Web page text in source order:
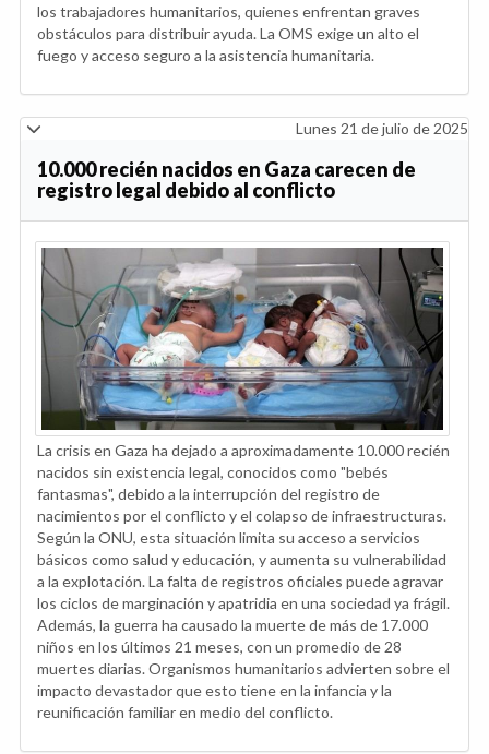
los trabajadores humanitarios, quienes enfrentan graves
obstáculos para distribuir ayuda. La OMS exige un alto el
fuego y acceso seguro a la asistencia humanitaria.
Lunes 21 de julio de 2025
10.000 recién nacidos en Gaza carecen de
registro legal debido al conflicto
La crisis en Gaza ha dejado a aproximadamente 10.000 recién
nacidos sin existencia legal, conocidos como "bebés
fantasmas", debido a la interrupción del registro de
nacimientos por el conflicto y el colapso de infraestructuras.
Según la ONU, esta situación limita su acceso a servicios
básicos como salud y educación, y aumenta su vulnerabilidad
a la explotación. La falta de registros oficiales puede agravar
los ciclos de marginación y apatridia en una sociedad ya frágil.
Además, la guerra ha causado la muerte de más de 17.000
niños en los últimos 21 meses, con un promedio de 28
muertes diarias. Organismos humanitarios advierten sobre el
impacto devastador que esto tiene en la infancia y la
reunificación familiar en medio del conflicto.